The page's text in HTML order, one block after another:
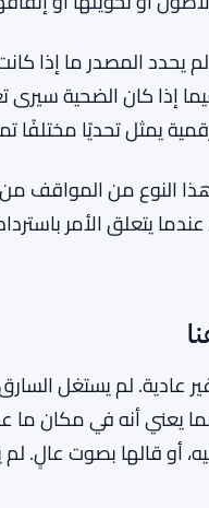
بإعادة 107 بيتكوين إلى الضحية.
فيه أي نقل فعلي.
أو تحويلها أو
إذا كان الضحية سيرى
يمثل تحديًا مختلفًا
النوع من المواقف من
يتعلق الأمر